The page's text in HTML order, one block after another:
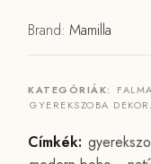
Brand: Mamilla
KATEGÓRIÁK:
GYEREKSZOBA
Címkék: